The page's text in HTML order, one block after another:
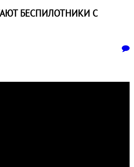
БЕСПИЛОТНИКИ С